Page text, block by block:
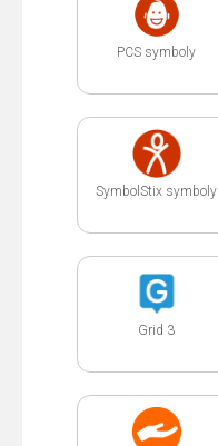
PCS symboly
SymbolStix symboly
Grid 3